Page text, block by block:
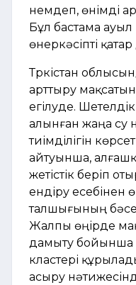
үнемдеп, өнімді
Бұл бастама
өнеркәсіпті
Түркістан
арттыру
егілуде.
алынған жаңа су
тиімділігін
айтуынша,
жетістік беріп
ендіру есебінен
талшығының
Жалпы өңірде
дамыту бойынша
кластері
асыру